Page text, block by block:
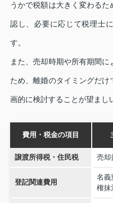
うかで税額は大きく変わる
認し、必要に応じて税理士
す。
また、売却時期や所有期間
ため、離婚のタイミングだ
画的に検討することが望まし
費用・税金の項目
譲渡所得税・住民税 売却
登記関連費用
名義
権抹